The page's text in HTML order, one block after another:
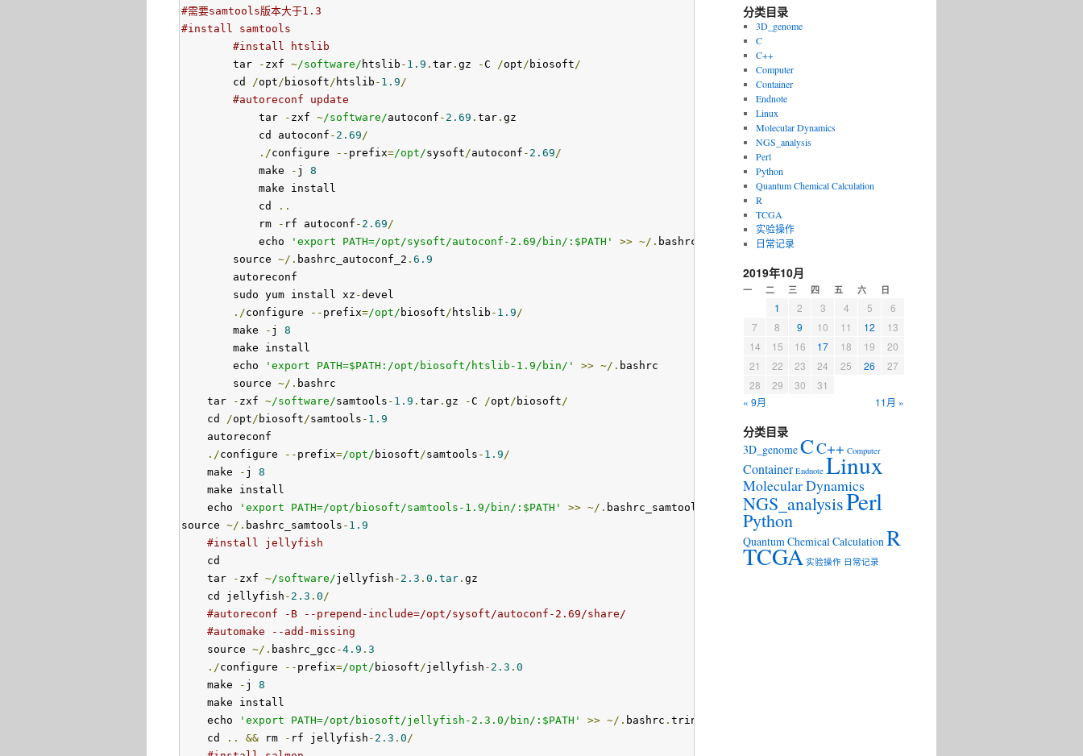
#需要samtools版本大于1.3
#install samtools
#install htslib
        tar
- zxf ~/software/ htslib - 1.9 . tar . gz -C /opt/ biosoft/
        cd
/opt/ biosoft/ htslib - 1.9/
#autoreconf update
            tar
- zxf ~/software/autoconf - 2.69 . tar . gz
            cd autoconf
- 2.69/
./configure -- prefix=/opt/sysoft/autoconf - 2.69/
            make
- j 8
            make install
            cd
..
            rm
- rf autoconf - 2.69/
            echo
'export PATH=/opt/sysoft/autoconf-2.69/bin/:$PATH' >> ~/. bashrc_autoconf_2.6.9
        source
~/. bashrc_autoconf_2 . 6.9
        autoreconf
        sudo yum install xz
-devel
./configure -- prefix=/opt/ biosoft/ htslib - 1.9/
        make
- j 8
        make install
        echo
'export PATH=$PATH:/opt/biosoft/htslib-1.9/bin/' >> ~/. bashrc
        source
~/. bashrc
    tar
- zxf ~/software/samtools - 1.9 . tar . gz -C /opt/ biosoft/
    cd
/opt/ biosoft/samtools - 1.9
    autoreconf
./configure -- prefix=/opt/ biosoft/samtools - 1.9/
    make
- j 8
    make install
    echo
'export PATH=/opt/biosoft/samtools-1.9/bin/:$PATH' >> ~/. bashrc_samtools
source ~/. bashrc_samtools - 1.9
#install jellyfish
    cd
    tar
- zxf ~/software/jellyfish - 2.3 . 0.tar . gz
    cd jellyfish
- 2.3 . 0/
#autoreconf -B --prepend-include=/opt/sysoft/autoconf-2.69/share/
#automake --add-missing
    source
~/. bashrc_gcc -4.9 . 3
./configure -- prefix=/opt/ biosoft/jellyfish - 2.3 . 0
    make
- j 8
    make install
    echo
'export PATH=/opt/biosoft/jellyfish-2.3.0/bin/:$PATH' >> ~/. bashrc . trinity
    cd
.. && rm - rf jellyfish - 2.3 . 0/
分类目录
3D_genome
C
C++
Computer
Container
Endnote
Linux
Molecular Dynamics
NGS_analysis
Perl
Python
Quantum Chemical Calculation
R
TCGA
实验操作
日常记录
2019年10月
一 二 三 四 五 六 日
« 9月 11月 »
1 2 3 4 5
6
7
8 9 10 11 12
13
14
15 16 17 18 19
20
21
22 23 24 25 26
27
28
29 30 31
分类目录
3D_genomeCC++ Computer
Container Endnote Linux
Molecular Dynamics
NGS_analysisPerl
Python
Quantum Chemical CalculationR
TCGA 实验操作 日常记录